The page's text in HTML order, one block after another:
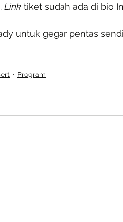
Link tiket sudah ada di bio
untuk gegar pentas
Program